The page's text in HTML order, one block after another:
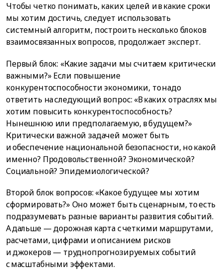
Чтобы четко понимать, каких целей и в какие сроки
мы хотим достичь, следует использовать
системный алгоритм, построить несколько блоков
взаимосвязанных вопросов, продолжает эксперт.
Первый блок: «Какие задачи мы считаем критически
важными?» Если повышение
конкурентоспособности экономики, то надо
ответить на следующий вопрос: «В каких отраслях мы
хотим повысить конкурентоспособность?
Нынешнюю или предполагаемую, в будущем?»
Критически важной задачей может быть
и обеспечение национальной безопасности, но какой
именно? Продовольственной? Экономической?
Социальной? Эпидемиологической?
Второй блок вопросов: «Какое будущее мы хотим
сформировать?» Оно может быть сценарным, то есть
подразумевать разные варианты развития событий.
А дальше — дорожная карта с четкими маршрутами,
расчетами, цифрами и описанием рисков
и джокеров — труднопрогнозируемых событий
с масштабными эффектами.